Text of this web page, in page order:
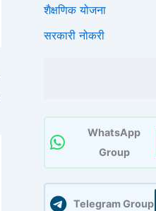
शैक्षणिक योजना
सरकारी नोकरी
WhatsApp
Group
Telegram Group